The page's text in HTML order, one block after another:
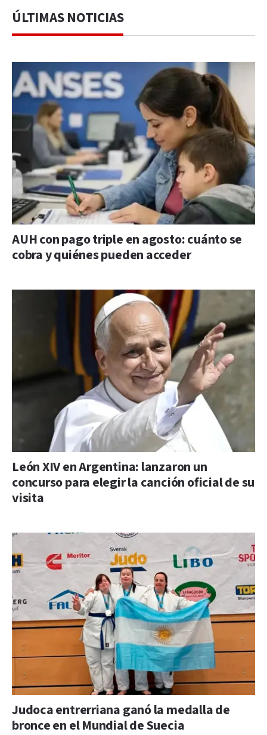
ÚLTIMAS NOTICIAS
AUH con pago triple en agosto: cuánto se
cobra y quiénes pueden acceder
León XIV en Argentina: lanzaron un
concurso para elegir la canción oficial de su
visita
Judoca entrerriana ganó la medalla de
bronce en el Mundial de Suecia